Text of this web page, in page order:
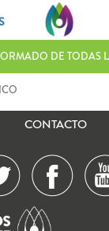
DE TODAS
CONTACTO